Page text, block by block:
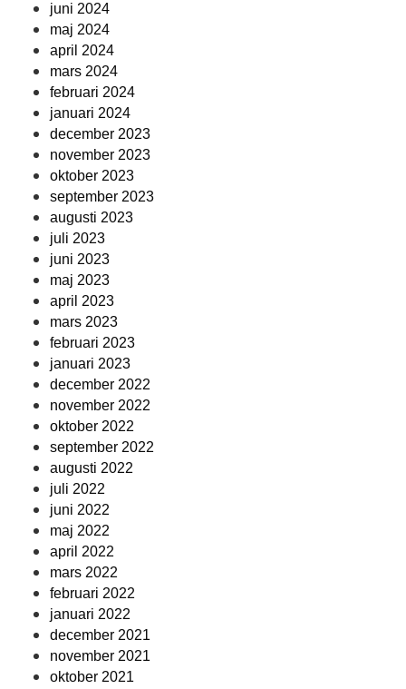
juni 2024
maj 2024
april 2024
mars 2024
februari 2024
januari 2024
december 2023
november 2023
oktober 2023
september 2023
augusti 2023
juli 2023
juni 2023
maj 2023
april 2023
mars 2023
februari 2023
januari 2023
december 2022
november 2022
oktober 2022
september 2022
augusti 2022
juli 2022
juni 2022
maj 2022
april 2022
mars 2022
februari 2022
januari 2022
december 2021
november 2021
oktober 2021